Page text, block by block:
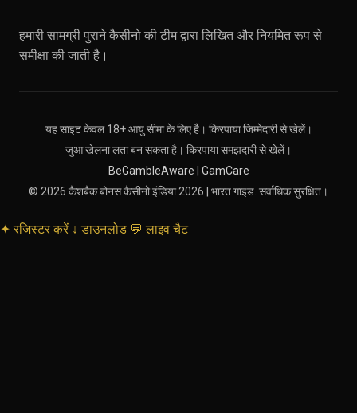
हमारी सामग्री पुराने कैसीनो की टीम द्वारा लिखित और नियमित रूप से
समीक्षा की जाती है।
यह साइट केवल 18+ आयु सीमा के लिए है। किरपाया जिम्मेदारी से खेलें।
जुआ खेलना लता बन सकता है। किरपाया समझदारी से खेलें।
BeGambleAware
GamCare
© 2026 कैशबैक बोनस कैसीनो इंडिया 2026 | भारत गाइड. सर्वाधिक सुरक्षित।
✦रजिस्टर करें ↓डाउनलोड 💬लाइव चैट